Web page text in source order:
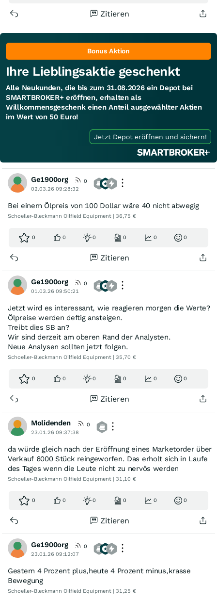
Zitieren
Bonus Aktion
Ihre Lieblingsaktie geschenkt
Alle Neukunden, die bis zum 31.08.2026 ein Depot bei
SMARTBROKER+ eröffnen, erhalten als
Willkommensgeschenk einen Anteil ausgewählter Aktien
im Wert von 50 Euro!
Jetzt Depot eröffnen und sichern!
Ge1900org
0
02.03.26 09:28:32
Bei einem Ölpreis von 100 Dollar wäre 40 nicht abwegig
Schoeller-Bleckmann Oilfield Equipment | 36,75 €
0 0 0 0 0 0
Zitieren
Ge1900org
0
01.03.26 09:50:21
Jetzt wird es interessant, wie reagieren morgen die Werte?
Ölpreise werden deftig ansteigen.
Treibt dies SB an?
Wir sind derzeit am oberen Rand der Analysten.
Neue Analysen sollten jetzt folgen.
Schoeller-Bleckmann Oilfield Equipment | 35,70 €
0 0 0 0 0 0
Zitieren
Molidenden
0
23.01.26 09:37:38
da würde gleich nach der Eröffnung eines Marketorder über
Verkauf 6000 Stück reingeworfen. Das erholt sich in Laufe
des Tages wenn die Leute nicht zu nervös werden
Schoeller-Bleckmann Oilfield Equipment | 31,10 €
0 0 0 0 0 0
Zitieren
Ge1900org
0
23.01.26 09:12:07
Gestern 4 Prozent plus,heute 4 Prozent minus,krasse
Bewegung
Schoeller-Bleckmann Oilfield Equipment | 31,25 €